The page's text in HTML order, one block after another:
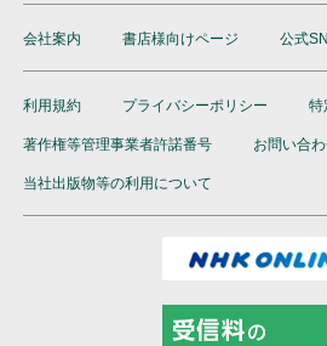
会社案内 書店様向けページ 公式
利用規約 プライバシーポリシー 特
著作権等管理事業者許諾番号 お問い合
当社出版物等の利用について